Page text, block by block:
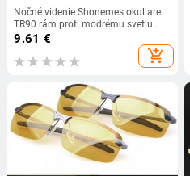
Nočné videnie Shonemes okuliare
TR90 rám proti modrému svetlu
štvorcové okuliare optické
počítačové okuliare čierne modré
pre mužov a ženy
9.61 €
add_shopping_cart